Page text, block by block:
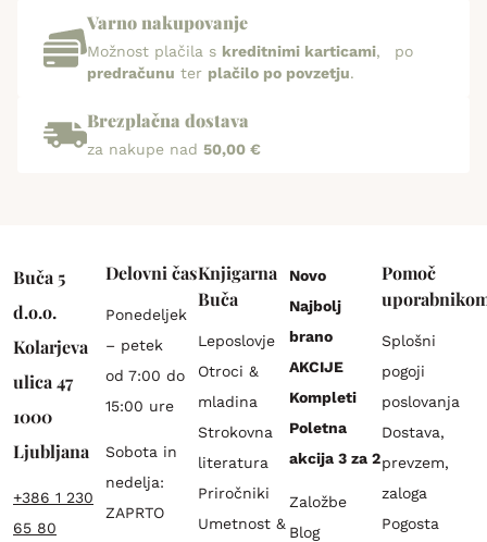
Varno nakupovanje
Možnost plačila s kreditnimi karticami, po
predračunu ter plačilo po povzetju.
Brezplačna dostava
za nakupe nad 50,00 €
Buča 5
d.o.o.
Kolarjeva
ulica 47
1000
Ljubljana
+386 1 230
65 80
Delovni čas
Ponedeljek
– petek
od 7:00 do
15:00 ure
Sobota in
nedelja:
ZAPRTO
Knjigarna
Buča
Leposlovje
Otroci &
mladina
Strokovna
literatura
Priročniki
Umetnost &
Novo
Najbolj
brano
AKCIJE
Kompleti
Poletna
akcija 3 za 2
Založbe
Blog
Pomoč
Splošni
pogoji
poslovanja
Dostava,
prevzem,
zaloga
Pogosta